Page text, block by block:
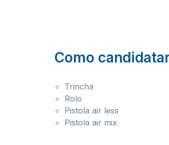
Como
Trincha
Rolo
Pistola air less
Pistola air mix